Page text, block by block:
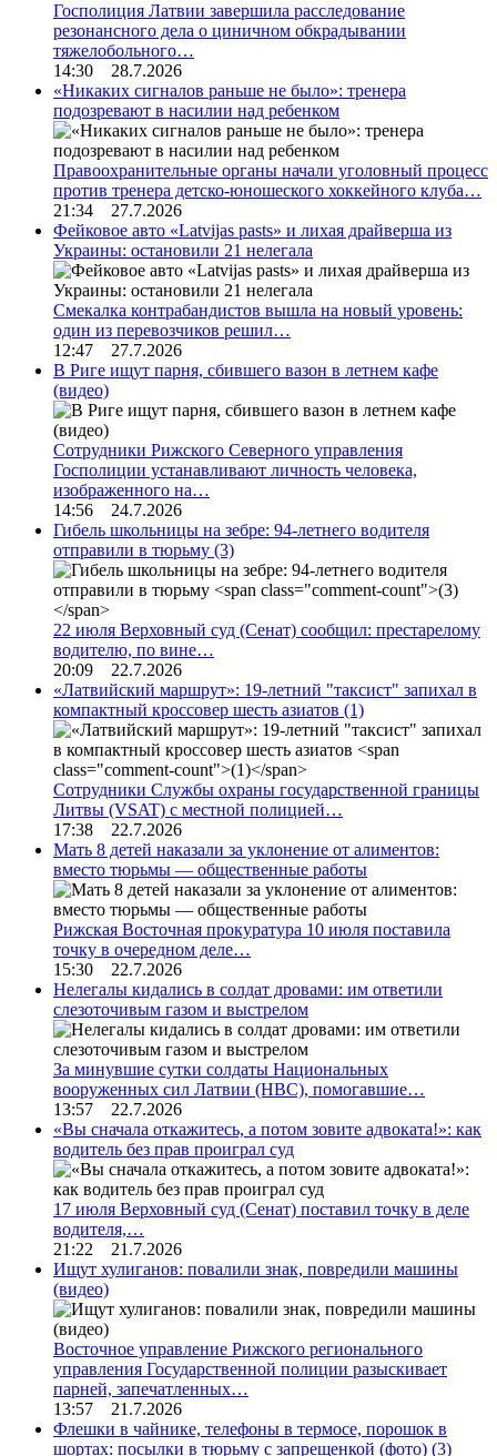
Госполиция Латвии завершила расследование
резонансного дела о циничном обкрадывании
тяжелобольного…
14:30 28.7.2026
«Никаких сигналов раньше не было»: тренера
подозревают в насилии над ребенком
Правоохранительные органы начали уголовный процесс
против тренера детско-юношеского хоккейного клуба…
21:34 27.7.2026
Фейковое авто «Latvijas pasts» и лихая драйверша из
Украины: остановили 21 нелегала
Смекалка контрабандистов вышла на новый уровень:
один из перевозчиков решил…
12:47 27.7.2026
В Риге ищут парня, сбившего вазон в летнем кафе
(видео)
Сотрудники Рижского Северного управления
Госполиции устанавливают личность человека,
изображенного на…
14:56 24.7.2026
Гибель школьницы на зебре: 94-летнего водителя
отправили в тюрьму (3)
22 июля Верховный суд (Сенат) сообщил: престарелому
водителю, по вине…
20:09 22.7.2026
«Латвийский маршрут»: 19-летний "таксист" запихал в
компактный кроссовер шесть азиатов (1)
Сотрудники Службы охраны государственной границы
Литвы (VSAT) с местной полицией…
17:38 22.7.2026
Мать 8 детей наказали за уклонение от алиментов:
вместо тюрьмы — общественные работы
Рижская Восточная прокуратура 10 июля поставила
точку в очередном деле…
15:30 22.7.2026
Нелегалы кидались в солдат дровами: им ответили
слезоточивым газом и выстрелом
За минувшие сутки солдаты Национальных
вооруженных сил Латвии (НВС), помогавшие…
13:57 22.7.2026
«Вы сначала откажитесь, а потом зовите адвоката!»: как
водитель без прав проиграл суд
17 июля Верховный суд (Сенат) поставил точку в деле
водителя,…
21:22 21.7.2026
Ищут хулиганов: повалили знак, повредили машины
(видео)
Восточное управление Рижского регионального
управления Государственной полиции разыскивает
парней, запечатленных…
13:57 21.7.2026
Флешки в чайнике, телефоны в термосе, порошок в
шортах: посылки в тюрьму с запрещенкой (фото) (3)